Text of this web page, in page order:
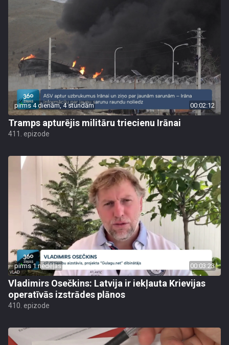
pirms 4 dienām, 4 stundām 00:02:12
Tramps apturējis militāru triecienu Irānai
411. epizode
pirms 1 nedēļas 00:03:23
Vladimirs Osečkins: Latvija ir iekļauta Krievijas
operatīvās izstrādes plānos
410. epizode